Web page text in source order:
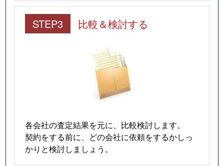
STEP3 比較＆検討する
各会社の査定結果を元に、比較検討します。
契約をする前に、どの会社に依頼をするかしっ
かりと検討しましょう。